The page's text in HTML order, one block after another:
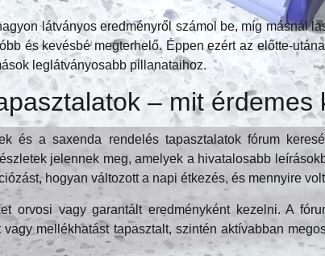
látványos eredményről számol be, míg másnál
és kevésbé megterhelő. Éppen ezért az előtte-
leglátványosabb pillanataihoz.
– mit érdemes
és a saxenda rendelés tapasztalatok fórum
jelennek meg, amelyek a hivatalosabb
hogyan változott a napi étkezés, és mennyire
orvosi vagy garantált eredményként kezelni. A
mellékhatást tapasztalt, szintén aktívabban